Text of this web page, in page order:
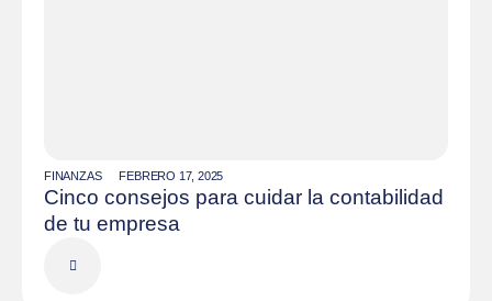
FINANZAS FEBRERO 17, 2025
Cinco consejos para cuidar la contabilidad
de tu empresa